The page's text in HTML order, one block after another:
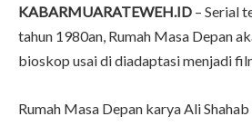
KABARMUARATEWEH.ID – Serial
tahun 1980an, Rumah Masa Depan
bioskop usai di diadaptasi menjadi
Rumah Masa Depan karya Ali